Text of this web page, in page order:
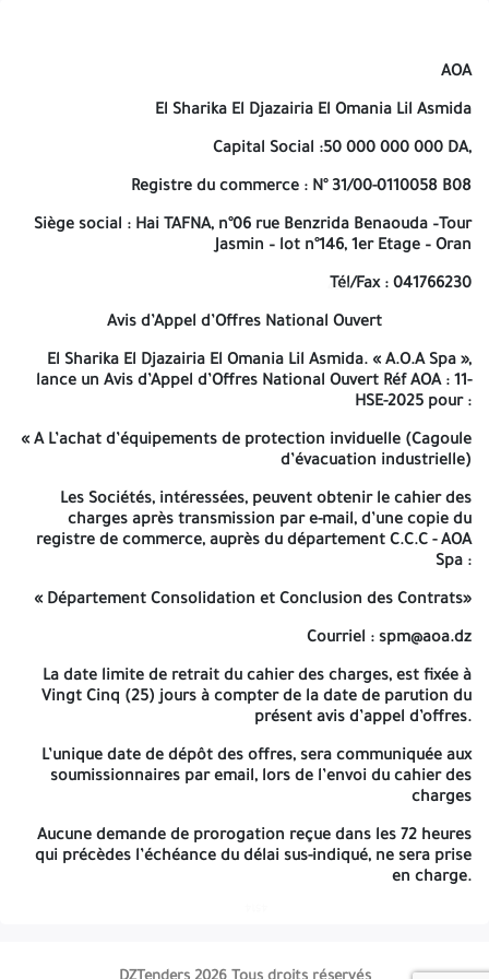
4514
AOA
El Sharika El Djazairia El Omania Lil Asmida
Capital Social :50 000 000 000 DA,
Registre du commerce : N° 31/00-0110058 B08
Siège social : Hai TAFNA, n°06 rue Benzrida Benaouda –Tour
Jasmin – lot n°146, 1er Etage – Oran
Tél/Fax : 041766230
Avis d’Appel d’Offres National Ouvert
El Sharika El Djazairia El Omania Lil Asmida. « A.O.A Spa », lance
un Avis d’Appel d’Offres National Ouvert Réf AOA : 11-HSE-2025
pour :
A L’achat d’équipements de protection inviduelle (Cagoule
d’évacuation industrielle)
Les Sociétés, intéressées, peuvent obtenir le cahier des charges
après transmission par e-mail, d’une copie du registre de
commerce, auprès du département C.C.C - AOA Spa :
Cinq (25) joursà compter de la date de parution du présent avis
d’appel d’offres.
soumissionnaires par email, lors de l’envoi du cahier des charges
72 heuresqui
charge.
4514
AOA
El Sharika El Djazairia El Omania Lil Asmida
Capital Social :50 000 000 000 DA,
Registre du commerce : N° 31/00-0110058 B08
Siège social : Hai TAFNA, n°06 rue Benzrida Benaouda –Tour
Jasmin – lot n°146, 1er Etage – Oran
Tél/Fax : 041766230
Avis d’Appel d’Offres National Ouvert
El Sharika El Djazairia El Omania Lil Asmida. « A.O.A Spa »,
lance un Avis d’Appel d’Offres National Ouvert Réf AOA : 11-
HSE-2025 pour :
« A L’achat d’équipements de protection inviduelle (Cagoule
d’évacuation industrielle)
Les Sociétés, intéressées, peuvent obtenir le cahier des
charges après transmission par e-mail, d’une copie du
registre de commerce, auprès du département C.C.C - AOA
Spa :
« Département Consolidation et Conclusion des Contrats»
Courriel : spm@aoa.dz
La date limite de retrait du cahier des charges, est fixée à
Vingt Cinq (25) jours à compter de la date de parution du
présent avis d’appel d’offres.
L’unique date de dépôt des offres, sera communiquée aux
soumissionnaires par email, lors de l’envoi du cahier des
charges
Aucune demande de prorogation reçue dans les 72 heures
qui précèdes l’échéance du délai sus-indiqué, ne sera prise
en charge.